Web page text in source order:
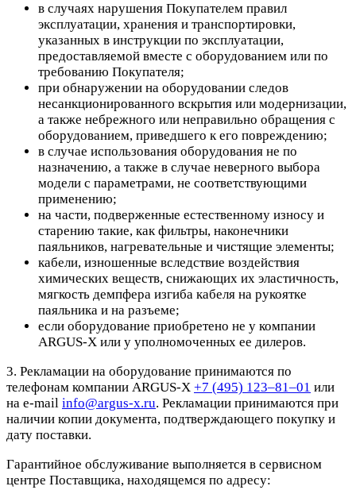
в случаях нарушения Покупателем правил
эксплуатации, хранения и транспортировки,
указанных в инструкции по эксплуатации,
предоставляемой вместе с оборудованием или по
требованию Покупателя;
при обнаружении на оборудовании следов
несанкционированного вскрытия или модернизации,
а также небрежного или неправильно обращения с
оборудованием, приведшего к его повреждению;
в случае использования оборудования не по
назначению, а также в случае неверного выбора
модели с параметрами, не соответствующими
применению;
на части, подверженные естественному износу и
старению такие, как фильтры, наконечники
паяльников, нагревательные и чистящие элементы;
кабели, изношенные вследствие воздействия
химических веществ, снижающих их эластичность,
мягкость демпфера изгиба кабеля на рукоятке
паяльника и на разъеме;
если оборудование приобретено не у компании
ARGUS-X или у уполномоченных ее дилеров.
3. Рекламации на оборудование принимаются по
телефонам компании ARGUS-X +7 (495) 123–81–01 или
на e-mail info@argus-x.ru. Рекламации принимаются при
наличии копии документа, подтверждающего покупку и
дату поставки.
Гарантийное обслуживание выполняется в сервисном
центре Поставщика, находящемся по адресу: